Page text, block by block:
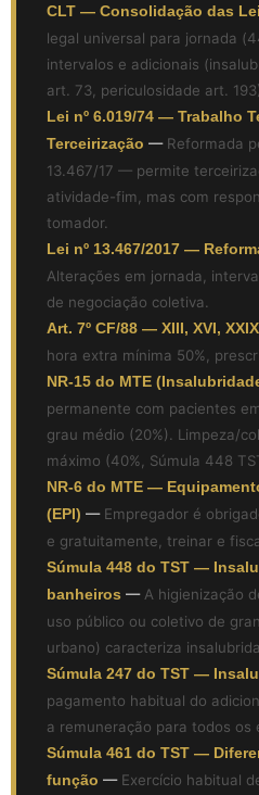
CLT — Consolidação das
legal universal para jornada
intervalos e adicionais
art. 73, periculosidade art.
Lei nº 6.019/74 — Trabalho
Terceirização — Reformada
13.467/17 — permite
atividade-fim, mas com
tomador.
Lei nº 13.467/2017 —
Alterações em jornada,
de negociação coletiva.
Art. 7º CF/88 — XIII, XVI, XXIX
hora extra mínima 50%,
NR-15 do MTE
permanente com pacientes
grau médio (20%). Limpeza/
máximo (40%, Súmula 448
NR-6 do MTE —
(EPI) — Empregador é
e gratuitamente, treinar e
Súmula 448 do TST —
banheiros — A higienização
uso público ou coletivo de
urbano) caracteriza
Súmula 247 do TST —
pagamento habitual do
a remuneração para todos os
Súmula 461 do TST —
função — Exercício habitual